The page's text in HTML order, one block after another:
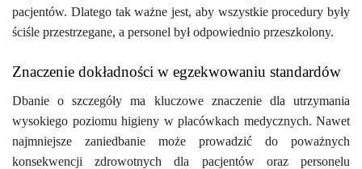
pacjentów. Dlatego tak ważne jest, aby wszystkie procedury były
ściśle przestrzegane, a personel był odpowiednio przeszkolony.
Znaczenie dokładności w egzekwowaniu standardów
Dbanie o szczegóły ma kluczowe znaczenie dla utrzymania
wysokiego poziomu higieny w placówkach medycznych. Nawet
najmniejsze zaniedbanie może prowadzić do poważnych
konsekwencji zdrowotnych dla pacjentów oraz personelu